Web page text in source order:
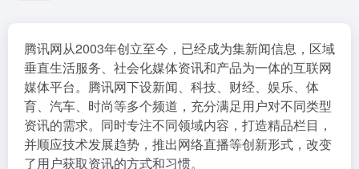
腾讯网从2003年创立至今，已经成为集新闻信息，区域
垂直生活服务、社会化媒体资讯和产品为一体的互联网
媒体平台。腾讯网下设新闻、科技、财经、娱乐、体
育、汽车、时尚等多个频道，充分满足用户对不同类型
资讯的需求。同时专注不同领域内容，打造精品栏目，
并顺应技术发展趋势，推出网络直播等创新形式，改变
了用户获取资讯的方式和习惯。